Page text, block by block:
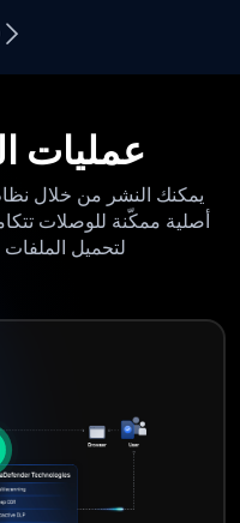
عمليات
أصلية ممكّنة للوصلات
لتحميل الملفات